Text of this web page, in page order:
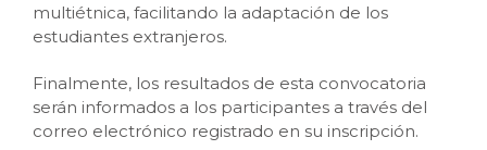
multiétnica, facilitando la adaptación de los
estudiantes extranjeros.
Finalmente, los resultados de esta convocatoria
serán informados a los participantes a través del
correo electrónico registrado en su inscripción.